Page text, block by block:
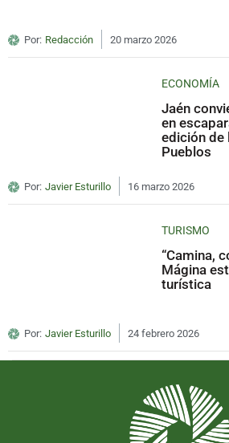
Por: Redacción 20 marzo 2026
ECONOMÍA
Jaén
en
edición de
Pueblos
Por: Javier Esturillo 16 marzo 2026
TURISMO
“Camina,
Mágina
turística
Por: Javier Esturillo 24 febrero 2026